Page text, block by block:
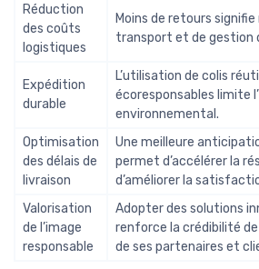
Réduction
des coûts
logistiques
Moins de retours
transport et de gestion
Expédition
durable
L’utilisation de colis
écoresponsables limite
environnemental.
Optimisation
des délais de
livraison
Une meilleure
permet d’accélérer la
d’améliorer la
Valorisation
de l’image
responsable
Adopter des solutions
renforce la crédibilité de
de ses partenaires et